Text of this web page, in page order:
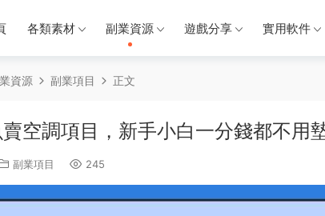
各類素材 副業資源 遊戲分享 實用軟件
資源 副業項目 正文
空調項目，新手小白一分錢都不用
副業項目 245